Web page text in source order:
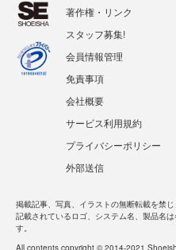
著作権・リンク
スタッフ募集!
会員情報管理
免責事項
会社概要
サービス利用規約
プライバシーポリシー
外部送信
掲載記事、写真、イラストの無断転載を禁じ
記載されているロゴ、システム名、製品名
す。
All contents copyright © 2014-2021